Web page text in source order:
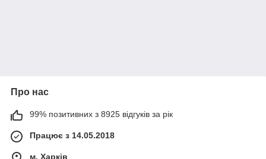
Про нас
99% позитивних з 8925 відгуків за рік
Працює з 14.05.2018
м. Харків